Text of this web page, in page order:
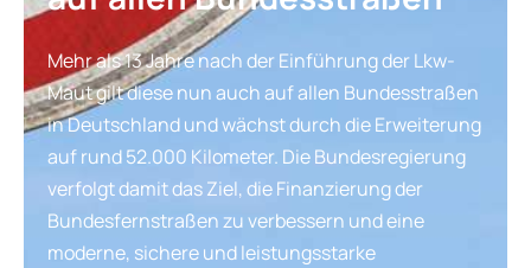
Mehr als 13 Jahre nach der Einführung der Lkw-
Maut gilt diese nun auch auf allen Bundesstraßen
in Deutschland und wächst durch die Erweiterung
auf rund 52.000 Kilometer. Die Bundesregierung
verfolgt damit das Ziel, die Finanzierung der
Bundesfernstraßen zu verbessern und eine
moderne, sichere und leistungsstarke